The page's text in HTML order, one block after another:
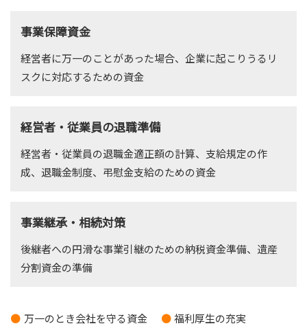
事業保障資金
経営者に万一のことがあった場合、企業に起こりうるリ
スクに対応するための資金
経営者・従業員の退職準備
経営者・従業員の退職金適正額の計算、支給規定の作
成、退職金制度、弔慰金支給のための資金
事業継承・相続対策
後継者への円滑な事業引継のための納税資金準備、遺産
分割資金の準備
万一のとき会社を守る資金
福利厚生の充実